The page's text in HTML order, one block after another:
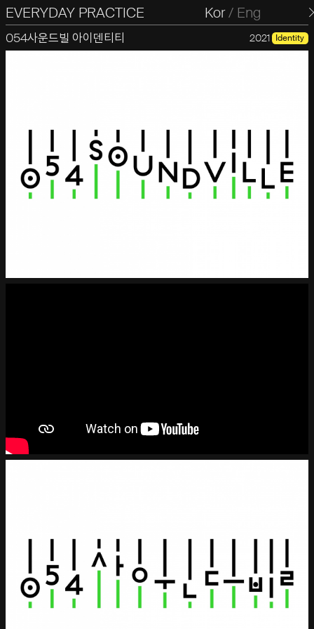
EVERYDAY PRACTICE
일상의실천 Kor/ Eng
054사운드빌 아이덴티티 2021 Identity